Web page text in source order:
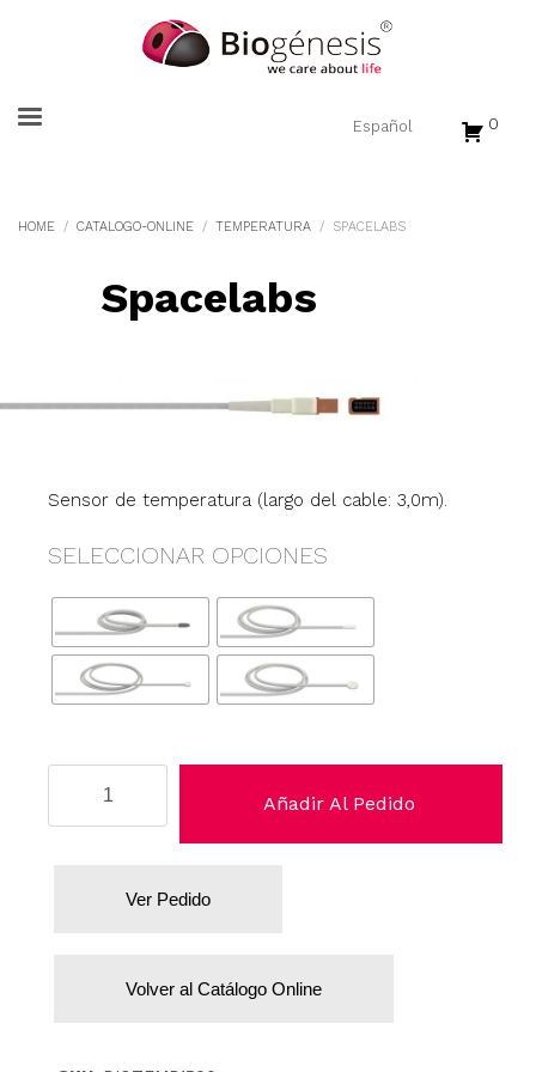
0
HOME CATALOGO-ONLINE TEMPERATURA SPACELABS
Spacelabs
Sensor de temperatura (largo del cable: 3,0m).
SELECCIONAR OPCIONES
Añadir Al Pedido
Ver Pedido
Volver al Catálogo Online